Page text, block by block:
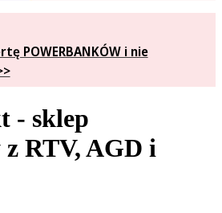
POWERBANKÓW i nie
- sklep
RTV, AGD i